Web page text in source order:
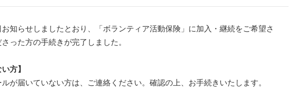
知らせしましたとおり、「ボランティア活動保険」に加入・継続をご希望さ
った方の手続きが完了しました。
方】
が届いていない方は、ご連絡ください。確認の上、お手続きいたします。